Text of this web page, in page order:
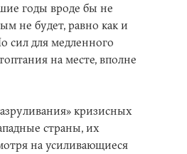
годы вроде бы не
не будет, равно как и
сил для медленного
на месте, вполне
кризисных
страны, их
на усиливающиеся